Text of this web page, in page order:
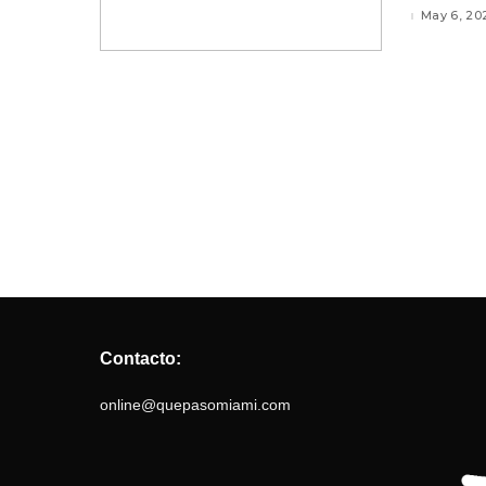
May 6,
Contacto:
online@quepasomiami.com